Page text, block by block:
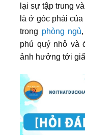
lại sự tập trung
là ở góc phải của
trong phòng ngủ
phú quý nhỏ và
ảnh hưởng tới